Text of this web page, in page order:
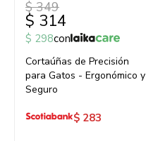
$ 314
$ 349
$ 298con
Cortaúñas de Precisión
para Gatos - Ergonómico y
Seguro
$ 283